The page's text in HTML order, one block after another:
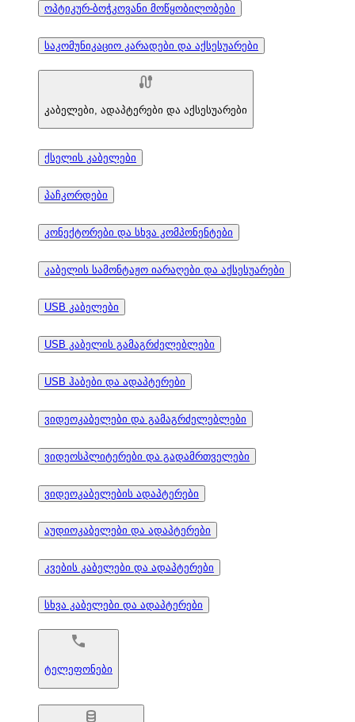
ოპტიკურ-ბოჭკოვანი მოწყობილობები
საკომუნიკაციო კარადები და აქსესუარები
კაბელები, ადაპტერები და აქსესუარები
ქსელის კაბელები
პაჩკორდები
კონექტორები და სხვა კომპონენტები
კაბელის სამონტაჟო იარაღები და აქსესუარები
USB კაბელები
USB კაბელის გამაგრძელებლები
USB ჰაბები და ადაპტერები
ვიდეოკაბელები და გამაგრძელებლები
ვიდეოსპლიტერები და გადამრთველები
ვიდეოკაბელების ადაპტერები
აუდიოკაბელები და ადაპტერები
კვების კაბელები და ადაპტერები
სხვა კაბელები და ადაპტერები
ტელეფონები